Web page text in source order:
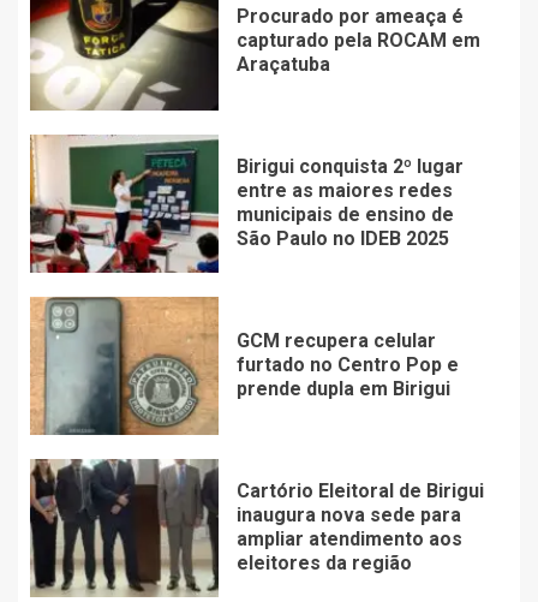
Procurado por ameaça é
capturado pela ROCAM em
Araçatuba
Birigui conquista 2º lugar
entre as maiores redes
municipais de ensino de
São Paulo no IDEB 2025
GCM recupera celular
furtado no Centro Pop e
prende dupla em Birigui
Cartório Eleitoral de Birigui
inaugura nova sede para
ampliar atendimento aos
eleitores da região